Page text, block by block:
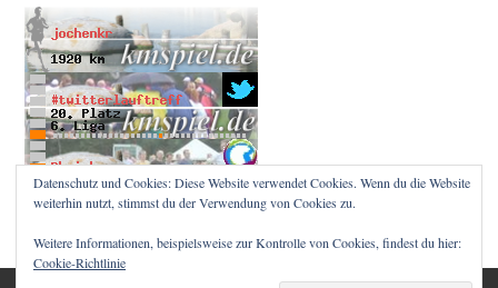
Datenschutz und Cookies: Diese Website verwendet Cookies. Wenn du die Website
weiterhin nutzt, stimmst du der Verwendung von Cookies zu.
Weitere Informationen, beispielsweise zur Kontrolle von Cookies, findest du hier:
Cookie-Richtlinie